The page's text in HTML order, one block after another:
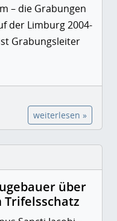
– die Grabungen
der Limburg 2004-
Grabungsleiter
weiterlesen »
über
Trifelsschatz